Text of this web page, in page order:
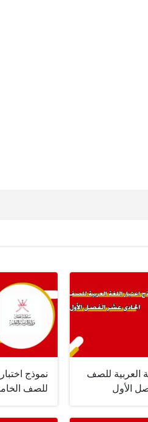
العربية للصف
الأول
نموذج
للصف